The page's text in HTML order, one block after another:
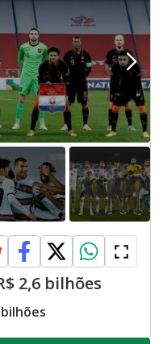
2,6 bilhões